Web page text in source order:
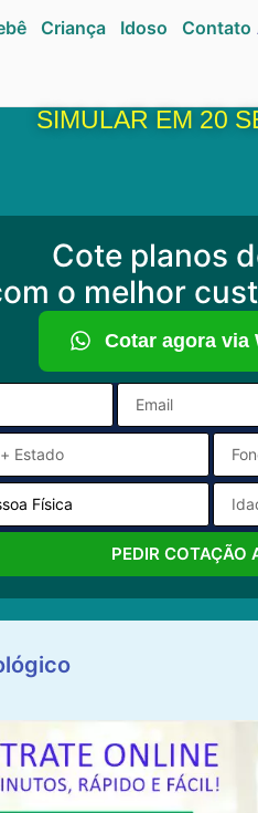
Criança Idoso Contato
SIMULAR EM 20
Cote planos
o melhor
Cotar agora via
PEDIR COTAÇÃO